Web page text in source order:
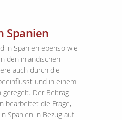
Spanien
in Spanien ebenso wie
den inländischen
auch durch die
und in einem
Der Beitrag
bearbeitet die Frage,
Spanien in Bezug auf